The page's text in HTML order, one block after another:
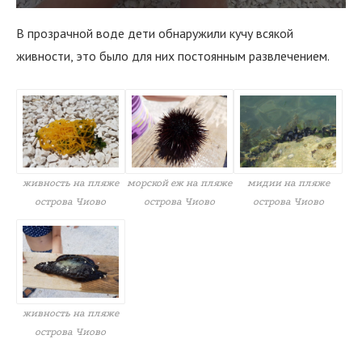
В прозрачной воде дети обнаружили кучу всякой
живности, это было для них постоянным развлечением.
живность на пляже
острова Чиово
морской еж на пляже
острова Чиово
мидии на пляже
острова Чиово
живность на пляже
острова Чиово